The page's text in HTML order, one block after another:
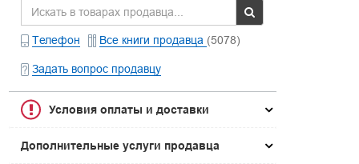
Телефон Все книги продавца (5078)
Задать вопрос продавцу
Условия оплаты и доставки
Дополнительные услуги продавца